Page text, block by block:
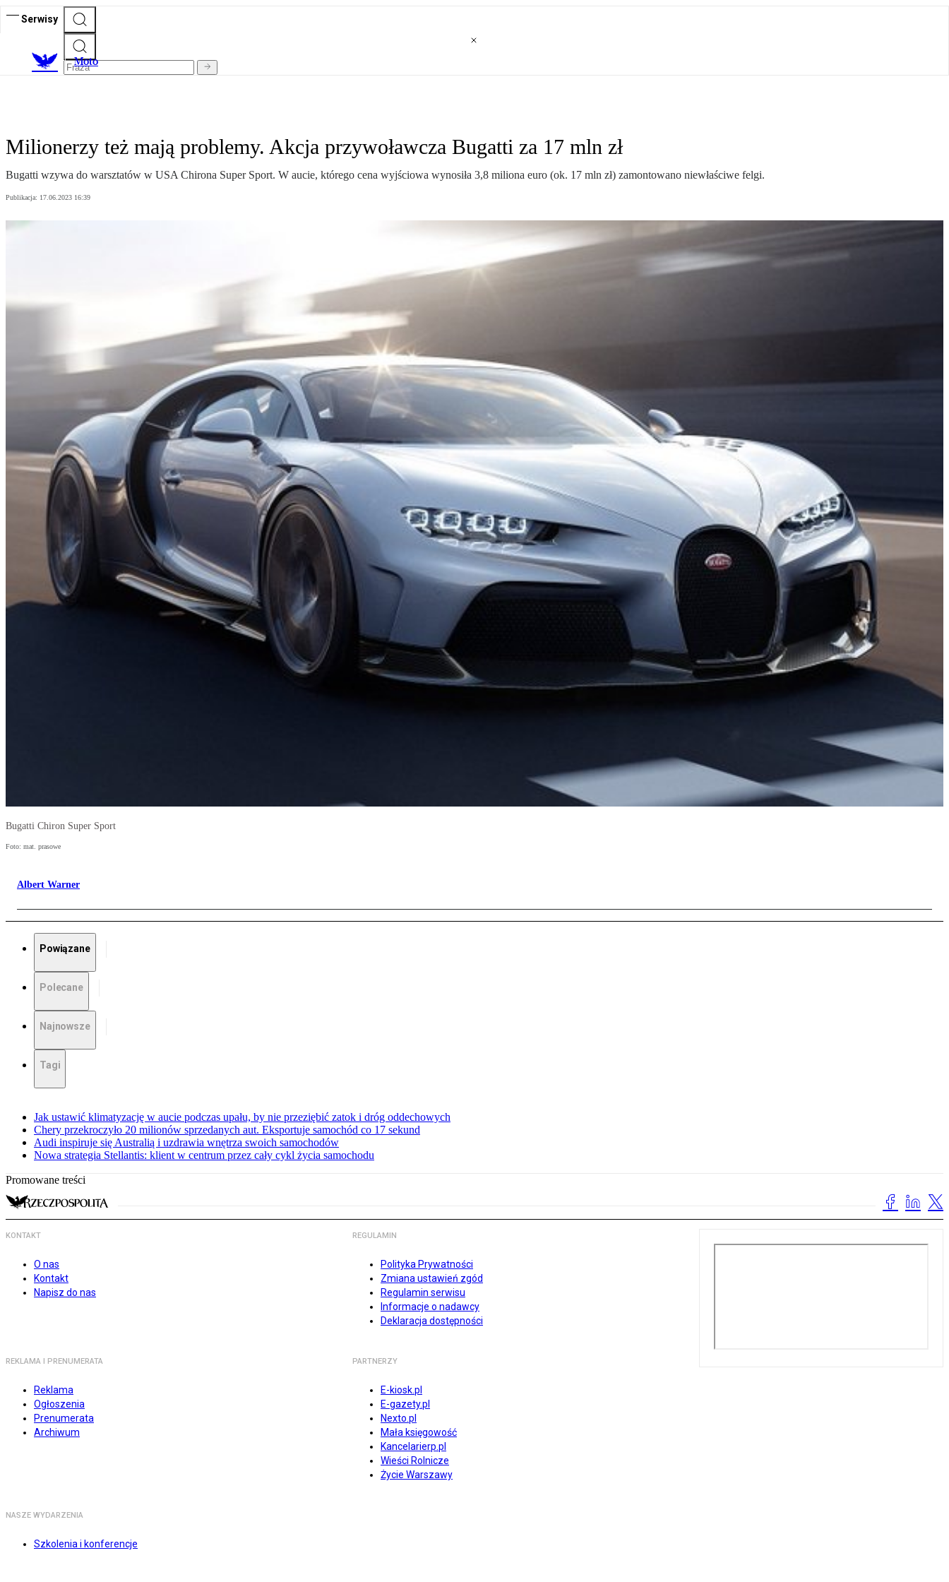
Serwisy
Moto
Milionerzy też mają problemy. Akcja przywoławcza Bugatti za 17 mln zł
Bugatti wzywa do warsztatów w USA Chirona Super Sport. W aucie, którego cena wyjściowa wynosiła 3,8 miliona euro (ok. 17 mln zł) zamontowano niewłaściwe felgi.
Publikacja: 17.06.2023 16:39
Bugatti Chiron Super Sport
Foto: mat. prasowe
Albert Warner
Powiązane
Polecane
Najnowsze
Tagi
Jak ustawić klimatyzację w aucie podczas upału, by nie przeziębić zatok i dróg oddechowych
Chery przekroczyło 20 milionów sprzedanych aut. Eksportuje samochód co 17 sekund
Audi inspiruje się Australią i uzdrawia wnętrza swoich samochodów
Nowa strategia Stellantis: klient w centrum przez cały cykl życia samochodu
Promowane treści
KONTAKT
O nas
Kontakt
Napisz do nas
REGULAMIN
Polityka Prywatności
Zmiana ustawień zgód
Regulamin serwisu
Informacje o nadawcy
Deklaracja dostępności
REKLAMA I PRENUMERATA
Reklama
Ogłoszenia
Prenumerata
Archiwum
PARTNERZY
E-kiosk.pl
E-gazety.pl
Nexto.pl
Mała księgowość
Kancelarierp.pl
Wieści Rolnicze
Życie Warszawy
NASZE WYDARZENIA
Szkolenia i konferencje